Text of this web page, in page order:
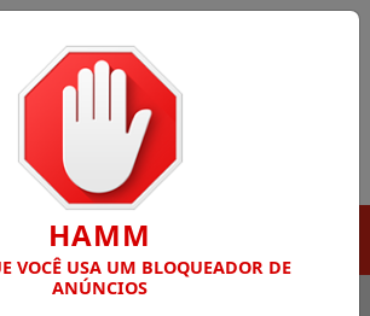
GRANDE COM ATUAÇÃO VOLTADA
HAMM
VOCÊ USA UM BLOQUEADOR DE
ANÚNCIOS